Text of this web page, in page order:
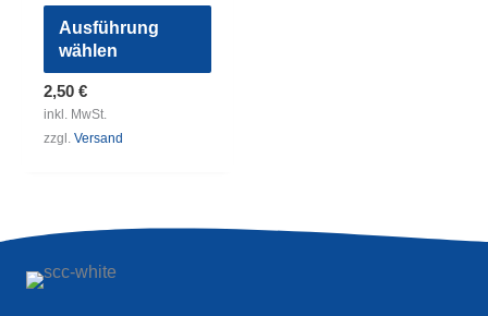
Ausführung
wählen
Dieses
weist
2,50 €
inkl. MwSt.
zzgl. Versand